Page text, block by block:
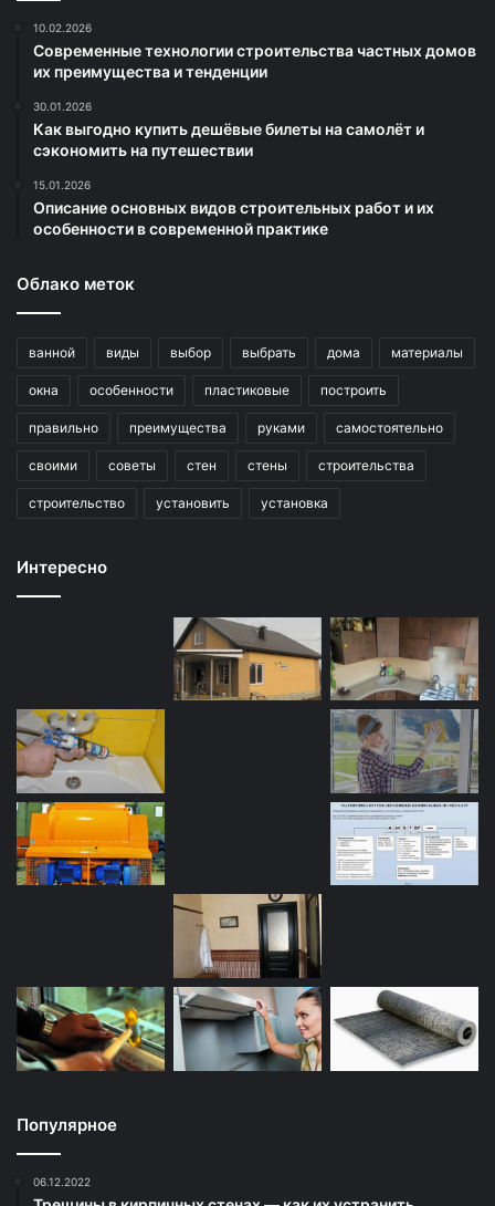
10.02.2026
Современные технологии строительства частных домов
их преимущества и тенденции
30.01.2026
Как выгодно купить дешёвые билеты на самолёт и
сэкономить на путешествии
15.01.2026
Описание основных видов строительных работ и их
особенности в современной практике
Облако меток
ванной виды выбор выбрать дома материалы
окна особенности пластиковые построить
правильно преимущества руками самостоятельно
своими советы стен стены строительства
строительство установить установка
Интересно
Популярное
06.12.2022